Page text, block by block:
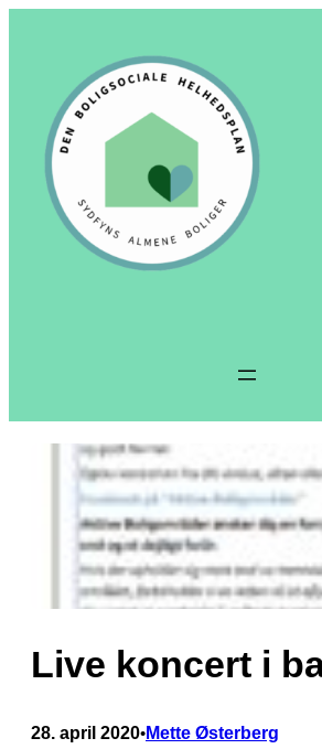
Live koncert i
28. april 2020•Mette Østerberg